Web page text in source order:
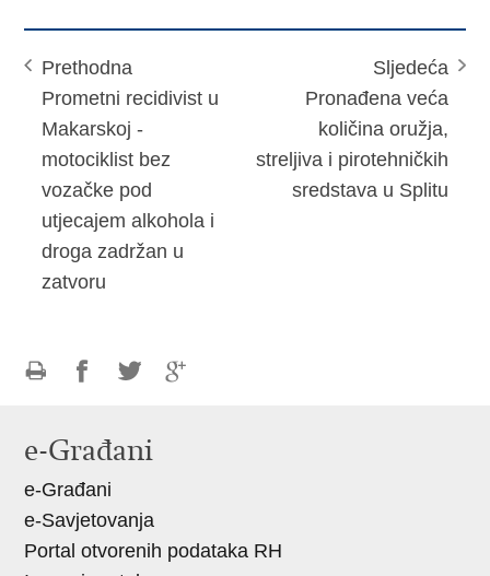
Prethodna
Prometni recidivist u
Makarskoj -
motociklist bez
vozačke pod
utjecajem alkohola i
droga zadržan u
zatvoru
Sljedeća
Pronađena veća
količina oružja,
streljiva i pirotehničkih
sredstava u Splitu
Facebooku
Twitteru
e-Građani
e-Građani
e-Savjetovanja
Portal otvorenih podataka RH